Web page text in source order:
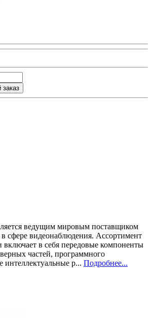
ведущим мировым поставщиком
сфере видеонаблюдения. Ассортимент
включает в себя передовые компоненты
частей, программного
интеллектуальные р... Подробнее...